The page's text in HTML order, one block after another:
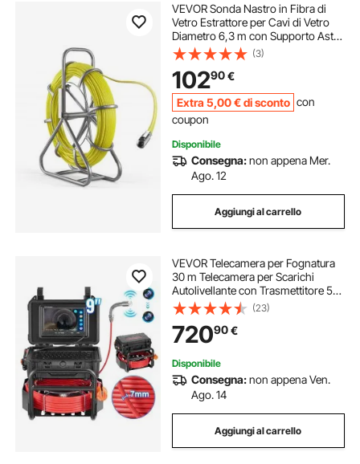
VEVOR Sonda Nastro in Fibra di
Vetro Estrattore per Cavi di Vetro
Diametro 6,3 m con Supporto Asta
per Cavi Lunghezza 100 m Non
Conduttivo, Tiracavi per Gestione di
Cablaggio 2 Testine di Ricambio
(3)
10290€
Extra 5,00 €di sconto con
coupon
Disponibile
Consegna:non appena Mer.
Ago. 12
Aggiungi al carrello
VEVOR Telecamera per Fognatura
30 m Telecamera per Scarichi
Autolivellante con Trasmettitore 512
Hz Contatore di Distanza, Schermo
da 228,6 mm Telecamera Idraulica
HD 1080P a Serpente con Luce-12
LED
(23)
72090€
Disponibile
Consegna:non appena Ven.
Ago. 14
Aggiungi al carrello